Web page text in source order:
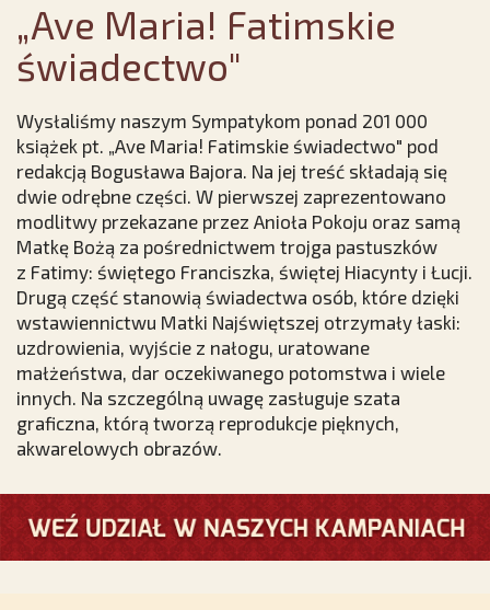
„Ave Maria! Fatimskie
świadectwo"
Wysłaliśmy naszym Sympatykom ponad 201 000
książek pt. „Ave Maria! Fatimskie świadectwo" pod
redakcją Bogusława Bajora. Na jej treść składają się
dwie odrębne części. W pierwszej zaprezentowano
modlitwy przekazane przez Anioła Pokoju oraz samą
Matkę Bożą za pośrednictwem trojga pastuszków
z Fatimy: świętego Franciszka, świętej Hiacynty i Łucji.
Drugą część stanowią świadectwa osób, które dzięki
wstawiennictwu Matki Najświętszej otrzymały łaski:
uzdrowienia, wyjście z nałogu, uratowane
małżeństwa, dar oczekiwanego potomstwa i wiele
innych. Na szczególną uwagę zasługuje szata
graficzna, którą tworzą reprodukcje pięknych,
akwarelowych obrazów.